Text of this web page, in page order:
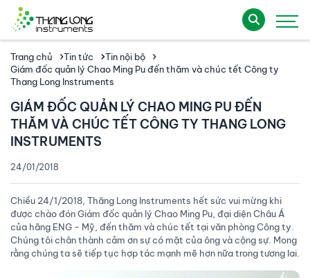
Trang chủ Tin tức
Tin nội bộ
Giám đốc quản lý Chao Ming Pu đến thăm và chúc tết Công ty
Thang Long Instruments
GIÁM ĐỐC QUẢN LÝ CHAO MING PU ĐẾN
THĂM VÀ CHÚC TẾT CÔNG TY THANG LONG
INSTRUMENTS
24/01/2018
Chiều 24/1/2018, Thăng Long Instruments hết sức vui mừng khi
được chào đón Giám đốc quản lý Chao Ming Pu, đại diện Châu Á
của hãng ENG - Mỹ, đến thăm và chúc tết tại văn phòng Công ty.
Chúng tôi chân thành cảm ơn sự có mặt của ông và cộng sự. Mong
rằng chúng ta sẽ tiếp tục hợp tác mạnh mẽ hơn nữa trong tương lai.